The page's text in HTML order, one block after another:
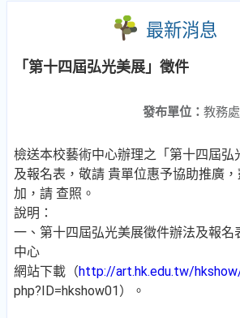
最新消息
「第十四屆弘光美展」徵件
發布單位： 教務處
檢送本校藝術中心辦理之「第十四屆弘
及報名表，敬請 貴單位惠予協助推廣
加，請 查照。
說明：
一、第十四屆弘光美展徵件辦法及報名
中心
網站下載（http://art.hk.edu.tw/
php?ID=hkshow01）。